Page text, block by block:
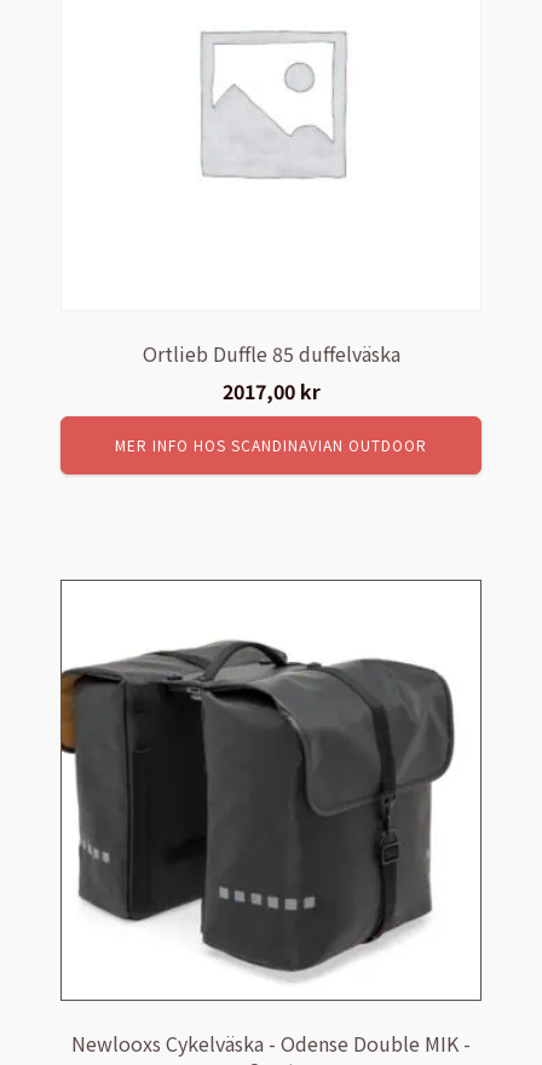
Ortlieb Duffle 85 duffelväska
2017,00 kr
MER INFO HOS SCANDINAVIAN OUTDOOR
Newlooxs Cykelväska - Odense Double MIK -